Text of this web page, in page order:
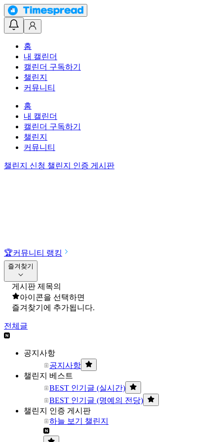
홈
내 캘린더
캘린더 구독하기
챌린지
커뮤니티
홈
내 캘린더
캘린더 구독하기
챌린지
커뮤니티
챌린지 신청 챌린지 인증 게시판
🏆커뮤니티 랭킹
즐겨찾기
게시판 제목의
아이콘을 선택하면
즐겨찾기에 추가됩니다.
전체글
공지사항
공지사항
챌린지 베스트
BEST 인기글 (실시간)
BEST 인기글 (명예의 전당)
챌린지 인증 게시판
하늘 보기 챌린지